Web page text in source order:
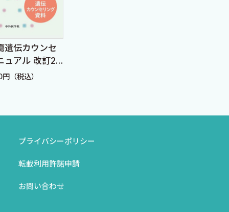
坂珠理晃〉
羽 瞳〉
ください 〈春日義史〉
山 寿〉
遺伝カウンセ
ュアル 改訂2
（税込）
プライバシーポリシー
転載利用許諾申請
お問い合わせ